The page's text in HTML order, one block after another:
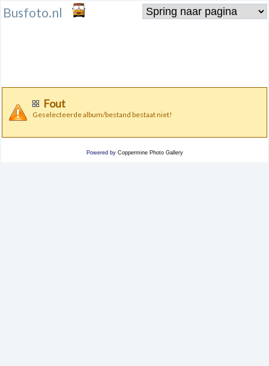
Busfoto.nl
Fout
Geselecteerde album/bestand bestaat niet!
Powered by Coppermine Photo Gallery